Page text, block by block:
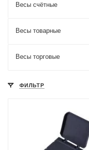
Весы счётные
Весы товарные
Весы торговые
ФИЛЬТР